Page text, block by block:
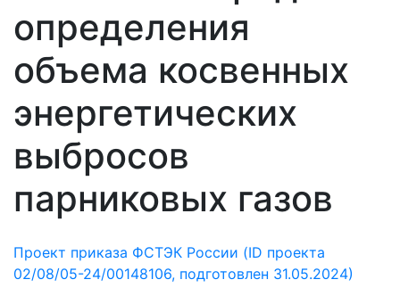
определения
объема косвенных
энергетических
выбросов
парниковых газов
Проект приказа ФСТЭК России (ID проекта
02/08/05-24/00148106, подготовлен 31.05.2024)